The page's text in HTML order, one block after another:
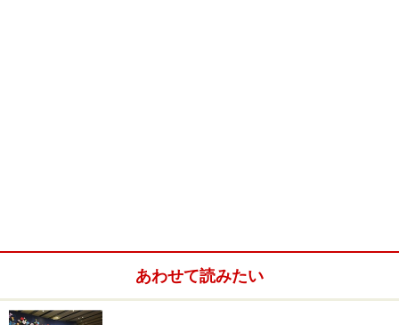
す！
※記事内容は執筆時点のものです。最新の内容をご確認くださ
い。
あわせて読みたい